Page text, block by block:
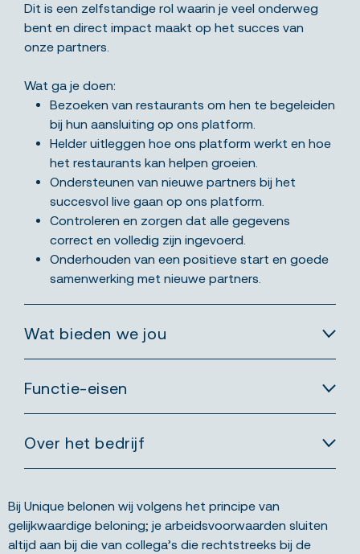
Dit is een zelfstandige rol waarin je veel onderweg
bent en direct impact maakt op het succes van
onze partners.
Wat ga je doen:
Bezoeken van restaurants om hen te begeleiden
bij hun aansluiting op ons platform.
Helder uitleggen hoe ons platform werkt en hoe
het restaurants kan helpen groeien.
Ondersteunen van nieuwe partners bij het
succesvol live gaan op ons platform.
Controleren en zorgen dat alle gegevens
correct en volledig zijn ingevoerd.
Onderhouden van een positieve start en goede
samenwerking met nieuwe partners.
Wat bieden we jou
Functie-eisen
Over het bedrijf
Bij Unique belonen wij volgens het principe van
gelijkwaardige beloning; je arbeidsvoorwaarden sluiten
altijd aan bij die van collega’s die rechtstreeks bij de